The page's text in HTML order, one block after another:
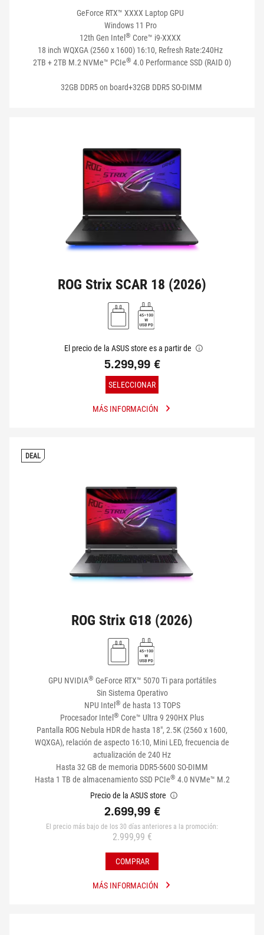
ALMACENAMIENTO
CONECTIVIDAD
VER MIS PRODUCTOS
GeForce RTX™ XXXX Laptop GPU
Windows 11 Pro
12th Gen Intel ® Core™ i9-XXXX
18 inch WQXGA (2560 x 1600) 16:10, Refresh Rate:240Hz
2TB + 2TB M.2 NVMe™ PCIe® 4.0 Performance SSD (RAID 0)
32GB DDR5 on board+32GB DDR5 SO-DIMM
ROG Strix SCAR 18 (2026)
El precio de la ASUS store es a partir de
5.299,99 €
SELECCIONAR
MÁS INFORMACIÓN
DEAL
ROG Strix G18 (2026)
GPU NVIDIA® GeForce RTX™ 5070 Ti para portátiles
Sin Sistema Operativo
NPU Intel ® de hasta 13 TOPS
Procesador Intel ® Core™ Ultra 9 290HX Plus
Pantalla ROG Nebula HDR de hasta 18", 2.5K (2560 x 1600,
WQXGA), relación de aspecto 16:10, Mini LED, frecuencia de
actualización de 240 Hz
Hasta 32 GB de memoria DDR5-5600 SO-DIMM
Hasta 1 TB de almacenamiento SSD PCIe® 4.0 NVMe™ M.2
Precio de la ASUS store
2.699,99 €
El precio más bajo de los 30 días anteriores a la promoción:
2.999,99 €
COMPRAR
MÁS INFORMACIÓN